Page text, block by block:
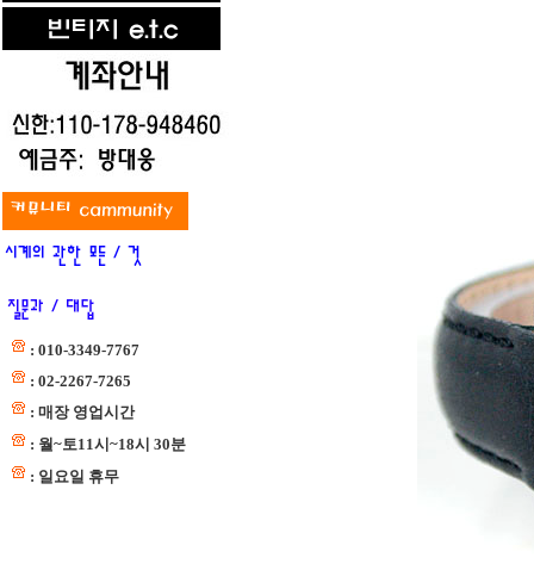
: 010-3349-7767
: 02-2267-7265
: 매장 영업시간
: 월~토11시~18시 30분
: 일요일 휴무